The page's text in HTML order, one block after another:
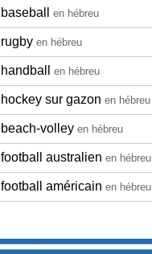
baseball en hébreu
rugby en hébreu
handball en hébreu
hockey sur gazon en hébreu
beach-volley en hébreu
football australien en hébreu
football américain en hébreu